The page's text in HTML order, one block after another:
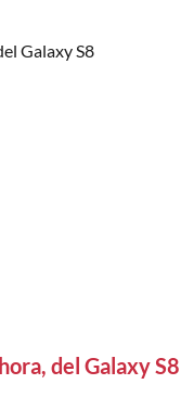
del Galaxy S8